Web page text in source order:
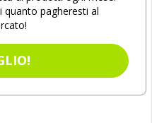
pagheresti al